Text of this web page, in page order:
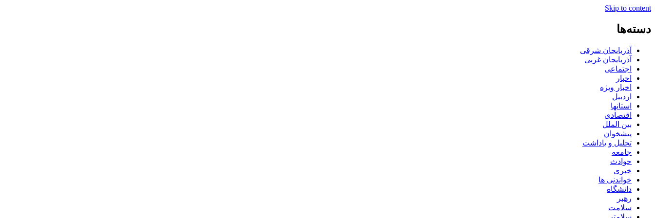
Skip to content
دسته‌ها
آذربایجان شرقی
آذربایجان غربی
اجتماعی
اخبار
اخبار ویژه
اردبیل
استانها
اقتصادی
بین الملل
پیشخوان
تحلیل و یاداشت
جامعه
حوادث
خبری
خواندنی ها
دانشگاه
رهبر
سلامت